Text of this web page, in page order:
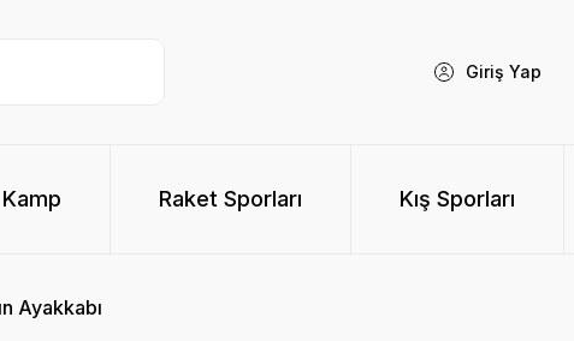
Giriş Yap
Kamp Raket Sporları Kış Sporları
Ayakkabı